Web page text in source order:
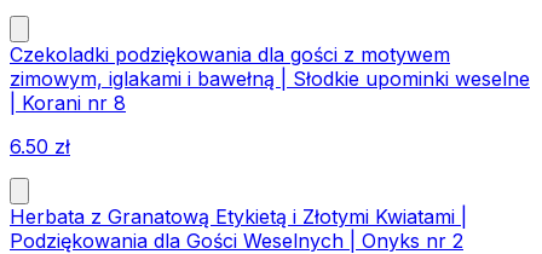
Czekoladki podziękowania dla gości z motywem
zimowym, iglakami i bawełną | Słodkie upominki weselne
| Korani nr 8
6.50 zł
Herbata z Granatową Etykietą i Złotymi Kwiatami |
Podziękowania dla Gości Weselnych | Onyks nr 2